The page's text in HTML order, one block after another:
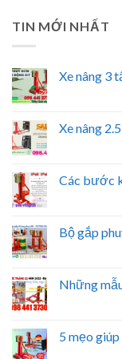
TIN MỚI NHẤT
Xe nâng 3
Xe nâng
Các bước
Bộ gắp
Những
5 mẹo